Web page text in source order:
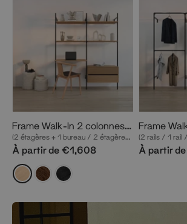
Frame Walk-In 2 colonnes système d'étagères avec bureau
(2 étagères + 1 bureau / 2 étagères + 1 commode)
À partir de €1,608
(2 rails / 1 rail
À partir